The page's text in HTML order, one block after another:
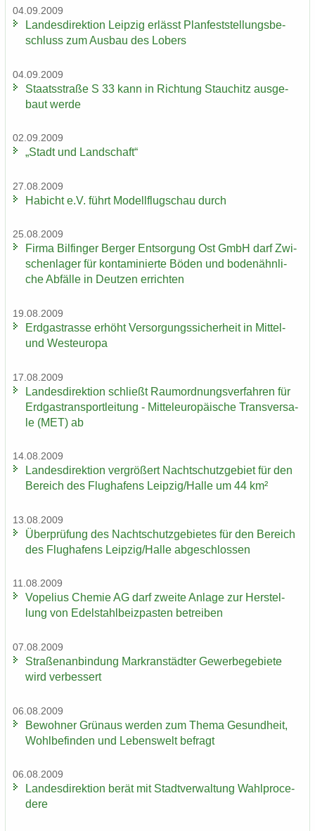
04.09.2009
Lan­des­di­rek­ti­on Leip­zig er­lässt Plan­fest­stel­lungs­be­
schluss zum Aus­bau des Lobers
04.09.2009
Staats­stra­ße S 33 kann in Rich­tung Stau­chitz aus­ge­
baut werde
02.09.2009
„Stadt und Land­schaft“
27.08.2009
Ha­bicht e.V. führt Mo­dell­flug­schau durch
25.08.2009
Firma Bil­fin­ger Ber­ger Ent­sor­gung Ost GmbH darf Zwi­
schen­la­ger für kon­ta­mi­nier­te Böden und bo­den­ähn­li­
che Ab­fäl­le in Deut­zen er­rich­ten
19.08.2009
Erd­gas­tras­se er­höht Ver­sor­gungs­si­cher­heit in Mittel-​
und West­eu­ro­pa
17.08.2009
Lan­des­di­rek­ti­on schließt Raum­ord­nungs­ver­fah­ren für
Erd­gas­trans­port­lei­tung - Mit­tel­eu­ro­päi­sche Trans­ver­sa­
le (MET) ab
14.08.2009
Lan­des­di­rek­ti­on ver­grö­ßert Nacht­schutz­ge­biet für den
Be­reich des Flug­ha­fens Leip­zig/Halle um 44 km²
13.08.2009
Über­prü­fung des Nacht­schutz­ge­bie­tes für den Be­reich
des Flug­ha­fens Leip­zig/Halle ab­ge­schlos­sen
11.08.2009
Vo­pe­li­us Che­mie AG darf zwei­te An­la­ge zur Her­stel­
lung von Edel­stahl­beiz­pas­ten be­trei­ben
07.08.2009
Stra­ßen­an­bin­dung Markran­städ­ter Ge­wer­be­ge­bie­te
wird ver­bes­sert
06.08.2009
Be­woh­ner Grün­aus wer­den zum Thema Ge­sund­heit,
Wohl­be­fin­den und Le­bens­welt be­fragt
06.08.2009
Lan­des­di­rek­ti­on berät mit Stadt­ver­wal­tung Wahlpro­ce­
de­re